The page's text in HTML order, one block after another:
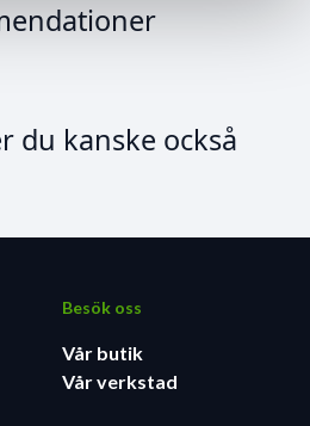
du kanske också
Besök oss
Vår butik
Vår verkstad